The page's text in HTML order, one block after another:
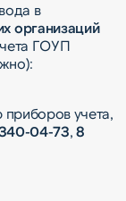
в
организаций
ГОУП
приборов учета,
04-73,8